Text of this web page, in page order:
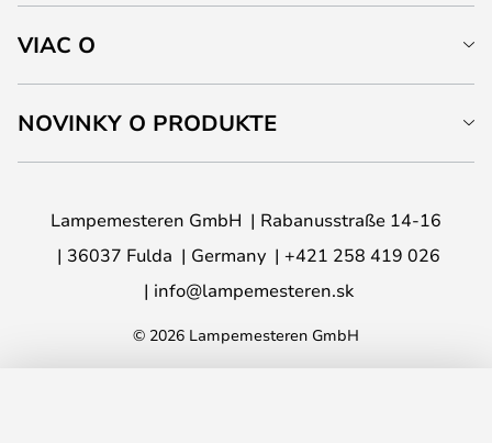
VIAC O
NOVINKY O PRODUKTE
Lampemesteren GmbH
Rabanusstraße 14-16
36037 Fulda
Germany
+421 258 419 026
info@lampemesteren.sk
© 2026 Lampemesteren GmbH